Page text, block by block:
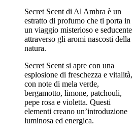
prezzo:
da
5,00 €
77,00 €
Secret Scent di Al Ambra è un
estratto di profumo che ti porta in
un viaggio misterioso e seducente
attraverso gli aromi nascosti della
natura.
Secret Scent si apre con una
esplosione di freschezza e vitalità,
con note di mela verde,
bergamotto, limone, patchouli,
pepe rosa e violetta. Questi
elementi creano un’introduzione
luminosa ed energica.